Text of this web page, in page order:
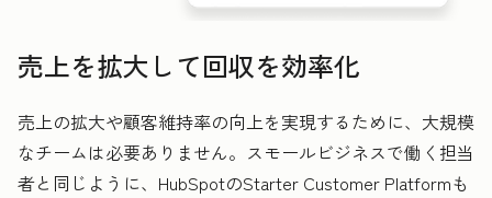
売上を拡大して回収を効率化
売上の拡大や顧客維持率の向上を実現するために、大規模
なチームは必要ありません。スモールビジネスで働く担当
者と同じように、HubSpotのStarter Customer Platformも